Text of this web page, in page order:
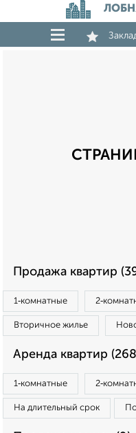
Продажа квартир
1‑комнатные
Вторичное жилье
Аренда квартир
1‑комнатные
На длительный срок